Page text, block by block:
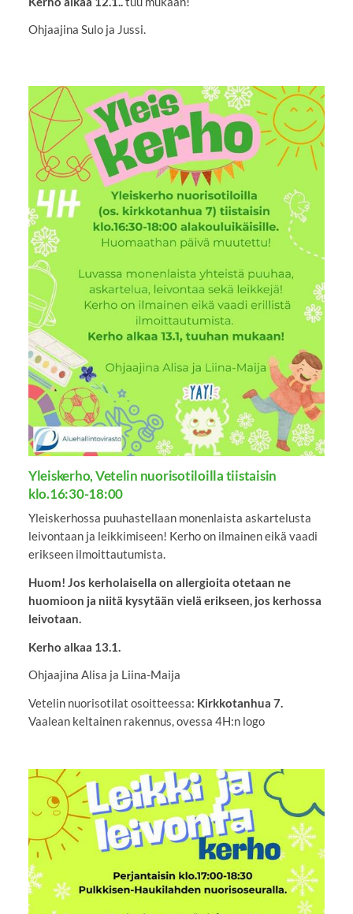
Ohjaajina Sulo ja Jussi.
Yleiskerho, Vetelin nuorisotiloilla tiistaisin
klo.16:30-18:00
Yleiskerhossa puuhastellaan monenlaista askartelusta
leivontaan ja leikkimiseen! Kerho on ilmainen eikä vaadi
erikseen ilmoittautumista.
Huom! Jos kerholaisella on allergioita otetaan ne
huomioon ja niitä kysytään vielä erikseen, jos kerhossa
leivotaan.
Kerho alkaa 13.1.
Ohjaajina Alisa ja Liina-Maija
Vetelin nuorisotilat osoitteessa: Kirkkotanhua 7.
Vaalean keltainen rakennus, ovessa 4H:n logo